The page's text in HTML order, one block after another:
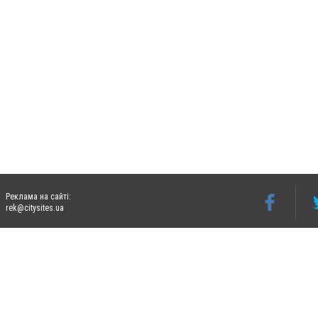
Реклама на сайті:
rek@citysites.ua